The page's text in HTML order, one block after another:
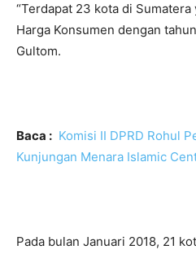
“Terdapat 23 kota di
Harga Konsumen dengan
Gultom.
Baca : Komisi II DPRD Rohul
Kunjungan Menara Islamic
Pada bulan Januari 2018, 21